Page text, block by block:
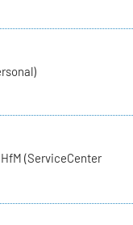
(ServiceCenter